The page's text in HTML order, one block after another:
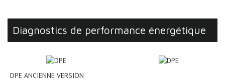
diagnostics de performance énergétique
DPE ANCIENNE VERSION